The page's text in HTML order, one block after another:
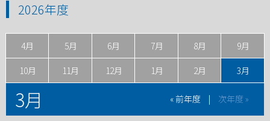
2026年度
4月 5月 6月 7月 8月 9月
10月 11月 12月 1月 2月 3月
3月 « 前年度 | 次年度 »